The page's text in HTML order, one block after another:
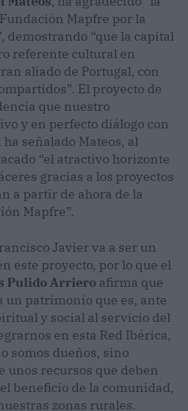
Mapfre por la
demostrando “que la capital
referente cultural en
aliado de Portugal, con
El proyecto de
que nuestro
y en perfecto diálogo con
ha señalado Mateos, al
“el atractivo horizonte
gracias a los proyectos
a partir de ahora de la
Mapfre”.
Javier va a ser un
este proyecto, por lo que el
Pulido Arriero afirma que
un patrimonio que es, ante
y social al servicio del
en esta Red Ibérica,
somos dueños, sino
unos recursos que deben
beneficio de la comunidad,
zonas rurales.